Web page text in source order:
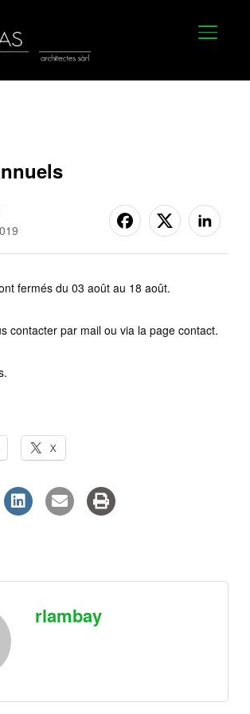
fermés du 03 août au 18 août.
contacter par mail ou via la page contact.
X
rlambay